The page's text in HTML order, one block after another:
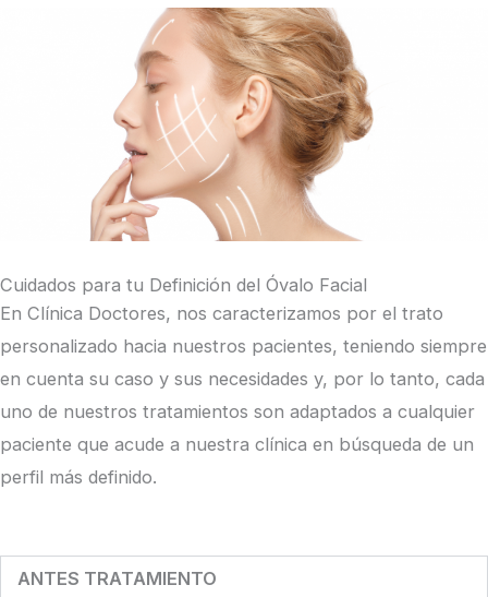
Cuidados para tu Definición del Óvalo Facial
En Clínica Doctores, nos caracterizamos por el trato
personalizado hacia nuestros pacientes, teniendo siempre
en cuenta su caso y sus necesidades y, por lo tanto, cada
uno de nuestros tratamientos son adaptados a cualquier
paciente que acude a nuestra clínica en búsqueda de un
perfil más definido.
ANTES TRATAMIENTO